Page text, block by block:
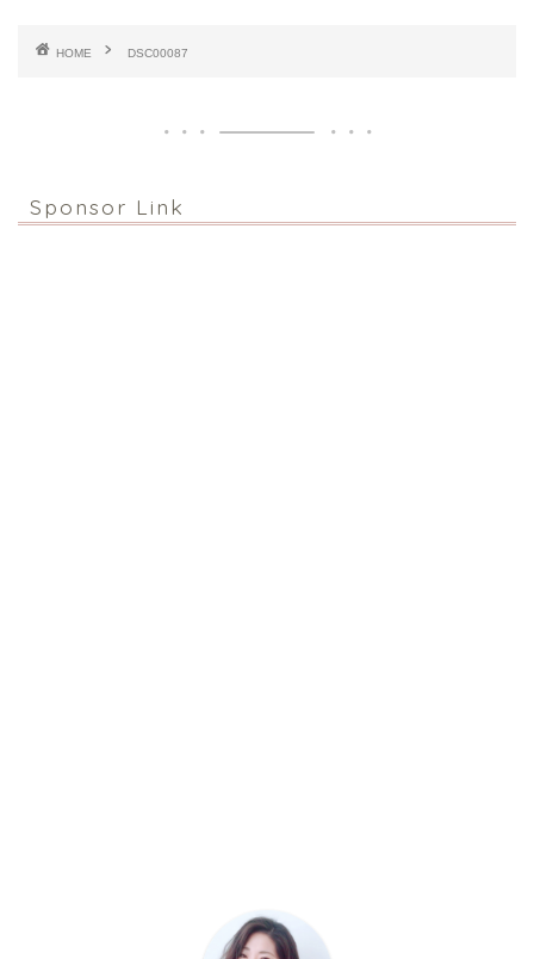
HOME DSC00087
Sponsor Link